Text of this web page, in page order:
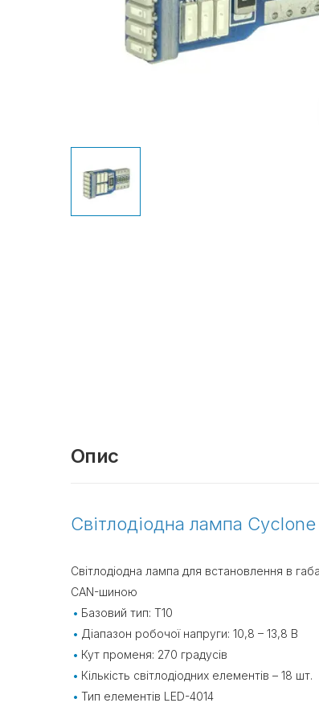
Опис
Світлодіодна лампа
Світлодіодна лампа для встановлення в
CAN-шиною
Базовий тип: Т10
Діапазон робочої напруги: 10,8 – 13,8 В
Кут променя: 270 градусів
Кількість світлодіодних елементів – 18 шт.
Тип елементів LED-4014